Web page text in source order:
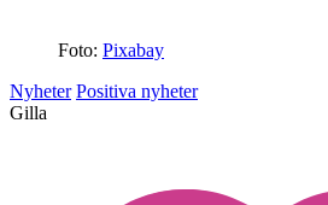
Foto: Pixabay
Nyheter Positiva nyheter
Gilla